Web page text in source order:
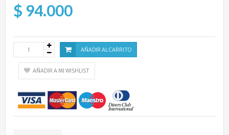
$ 94.000
AÑADIR AL CARRITO
AÑADIR A MI WISHLIST